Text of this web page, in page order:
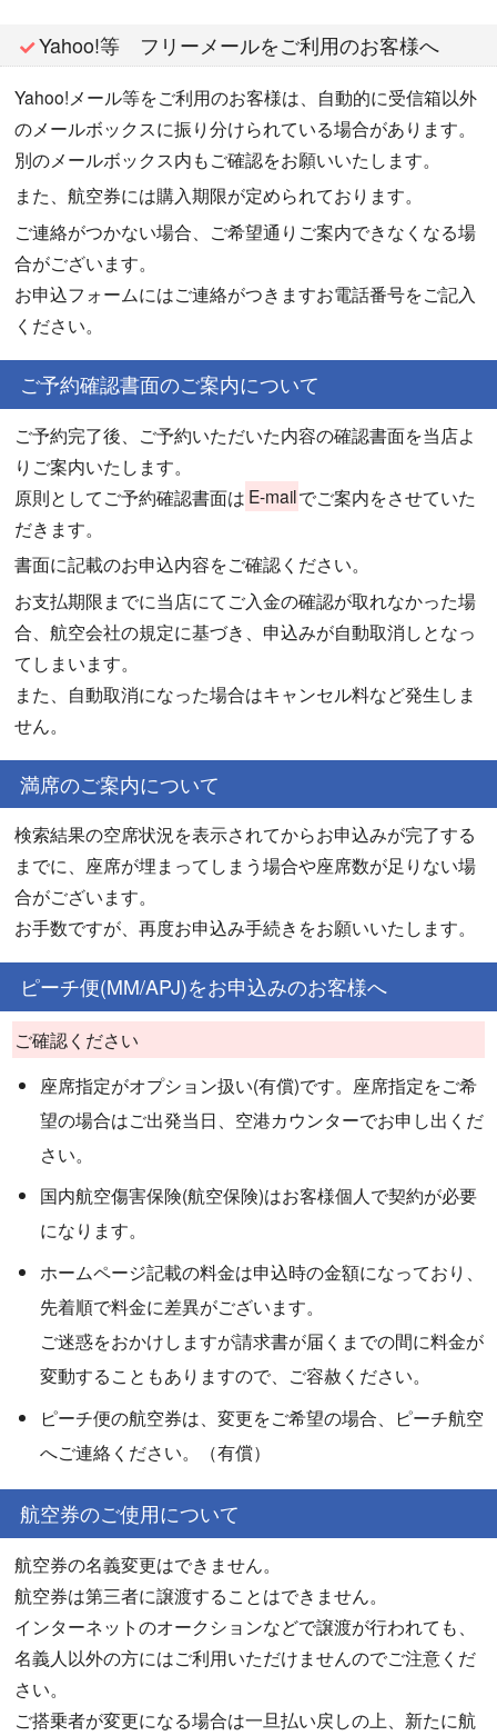
Yahoo!等 フリーメールをご利用のお客様へ
Yahoo!メール等をご利用のお客様は、自動的に受信箱以外
のメールボックスに振り分けられている場合があります。
別のメールボックス内もご確認をお願いいたします。
また、航空券には購入期限が定められております。
ご連絡がつかない場合、ご希望通りご案内できなくなる場
合がございます。
お申込フォームにはご連絡がつきますお電話番号をご記入
ください。
ご予約確認書面のご案内について
ご予約完了後、ご予約いただいた内容の確認書面を当店よ
りご案内いたします。
原則としてご予約確認書面は E-mailでご案内をさせていた
だきます。
書面に記載のお申込内容をご確認ください。
お支払期限までに当店にてご入金の確認が取れなかった場
合、航空会社の規定に基づき、申込みが自動取消しとなっ
てしまいます。
また、自動取消になった場合はキャンセル料など発生しま
せん。
満席のご案内について
検索結果の空席状況を表示されてからお申込みが完了する
までに、座席が埋まってしまう場合や座席数が足りない場
合がございます。
お手数ですが、再度お申込み手続きをお願いいたします。
ピーチ便(MM/APJ)をお申込みのお客様へ
ご確認ください
座席指定がオプション扱い(有償)です。座席指定をご希
望の場合はご出発当日、空港カウンターでお申し出くだ
さい。
国内航空傷害保険(航空保険)はお客様個人で契約が必要
になります。
ホームページ記載の料金は申込時の金額になっており、
先着順で料金に差異がございます。
ご迷惑をおかけしますが請求書が届くまでの間に料金が
変動することもありますので、ご容赦ください。
ピーチ便の航空券は、変更をご希望の場合、ピーチ航空
へご連絡ください。（有償）
航空券のご使用について
航空券の名義変更はできません。
航空券は第三者に譲渡することはできません。
インターネットのオークションなどで譲渡が行われても、
名義人以外の方にはご利用いただけませんのでご注意くだ
さい。
ご搭乗者が変更になる場合は一旦払い戻しの上、新たに航